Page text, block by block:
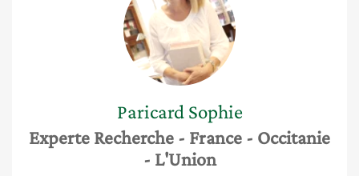
Paricard Sophie
Experte Recherche - France - Occitanie
- L'Union